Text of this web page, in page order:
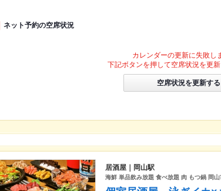
ネット予約の空席状況
カレンダーの更新に失敗し
下記ボタンを押して空席状況を更新
空席状況を更新する
居酒屋｜岡山駅
海鮮 単品飲み放題 食べ放題 肉 もつ鍋 岡